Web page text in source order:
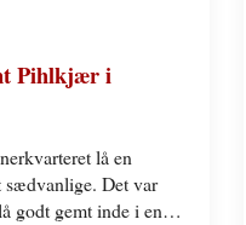
Pihlkjær i
lå en
sædvanlige. Det var
godt gemt inde i en